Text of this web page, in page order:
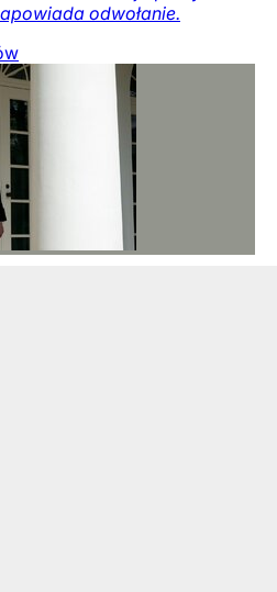
odwołanie.